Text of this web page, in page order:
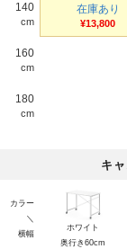
140
cm
在庫あり
¥13,800
160
cm
180
cm
キ
カラー
＼
横幅
ホワイト
奥行き60cm